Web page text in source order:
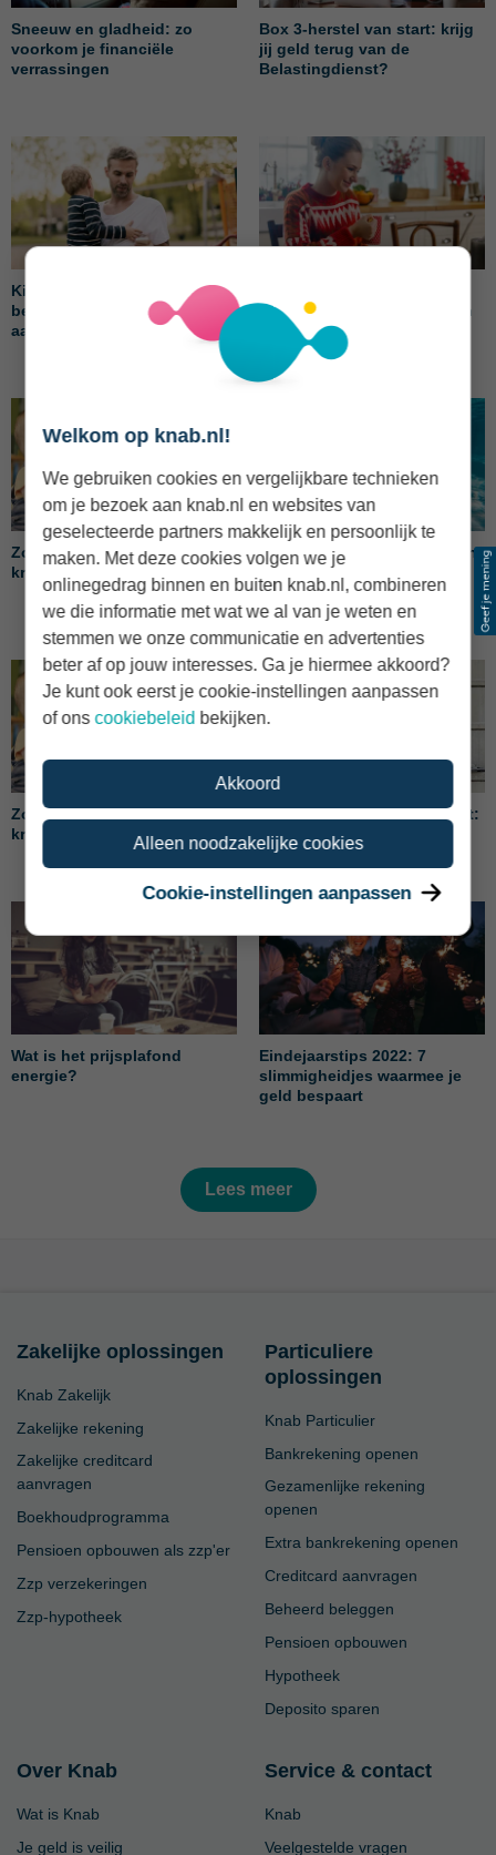
Sneeuw en gladheid: zo
voorkom je financiële
verrassingen
Box 3-herstel van start: krijg
jij geld terug van de
Belastingdienst?
Kindgebonden budget 2026:
bedragen, voorwaarden en
aanvraag
eindejaarstips die je geld én
rust opleveren
Zoveel kindgebonden budget
krijg je in 2024
Goedkope vakantielanden in
Europa: waar ben je
voordelig uit?
Zoveel kindgebonden budget
krijg je in 2023
De middelingsregeling stopt:
dit moet je weten
Wat is het prijsplafond
energie?
Eindejaarstips 2022: 7
slimmigheidjes waarmee je
geld bespaart
Lees meer
Zakelijke oplossingen
Knab Zakelijk
Zakelijke rekening
Zakelijke creditcard
aanvragen
Boekhoudprogramma
Pensioen opbouwen als zzp'er
Zzp verzekeringen
Zzp-hypotheek
Particuliere
oplossingen
Knab Particulier
Bankrekening openen
Gezamenlijke rekening
openen
Extra bankrekening openen
Creditcard aanvragen
Beheerd beleggen
Pensioen opbouwen
Hypotheek
Deposito sparen
Over Knab
Wat is Knab
Je geld is veilig
Service & contact
Knab
Veelgestelde vragen
Welkom op knab.nl!
We gebruiken cookies en vergelijkbare technieken
om je bezoek aan knab.nl en websites van
geselecteerde partners makkelijk en persoonlijk te
maken. Met deze cookies volgen we je
onlinegedrag binnen en buiten knab.nl, combineren
we die informatie met wat we al van je weten en
stemmen we onze communicatie en advertenties
beter af op jouw interesses. Ga je hiermee akkoord?
Je kunt ook eerst je cookie-instellingen aanpassen
of onscookiebeleid bekijken.
Akkoord
Alleen noodzakelijke cookies
Cookie-instellingen aanpassen